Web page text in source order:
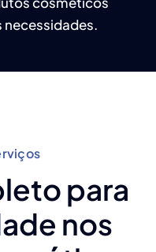
necessidades.
para
nos